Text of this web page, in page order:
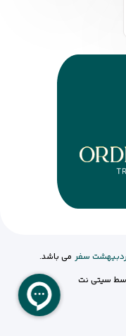
سفر می باشد.
سیتی نت